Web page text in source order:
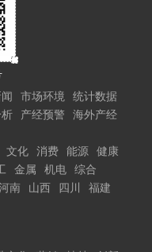
市场环境
统计数据
产经预警
海外产经
文化 消费 能源
健康
金属 机电
综合
南 山西 四川
福建